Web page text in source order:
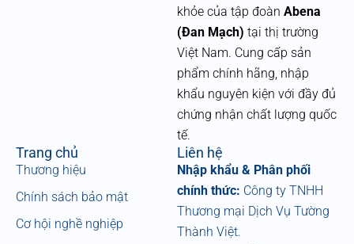
khỏe của tập đoàn Abena
(Đan Mạch) tại thị trường
Việt Nam. Cung cấp sản
phẩm chính hãng, nhập
khẩu nguyên kiện với đầy đủ
chứng nhận chất lượng quốc
tế.
Trang chủ
Thương hiệu
Chính sách bảo mật
Cơ hội nghề nghiệp
Liên hệ
Nhập khẩu & Phân phối
chính thức: Công ty TNHH
Thương mại Dịch Vụ Tường
Thành Việt.